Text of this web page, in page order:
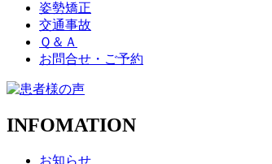
姿勢矯正
交通事故
Ｑ＆Ａ
お問合せ・ご予約
INFOMATION
お知らせ